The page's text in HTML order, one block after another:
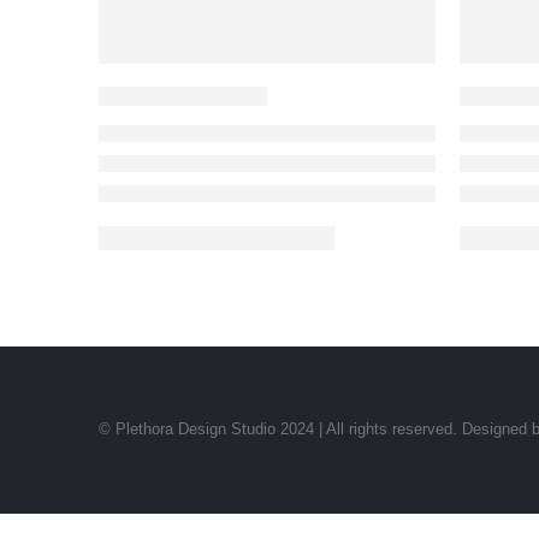
© Plethora Design Studio 2024 | All rights reserved. Designed